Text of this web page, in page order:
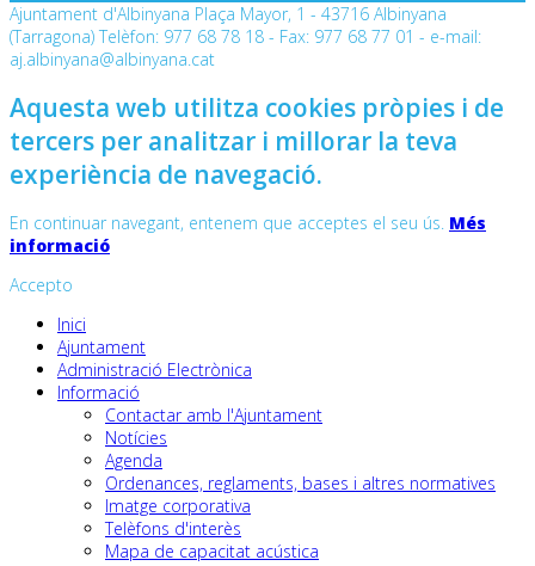
Ajuntament d'Albinyana Plaça Mayor, 1 - 43716 Albinyana
(Tarragona) Telèfon: 977 68 78 18 - Fax: 977 68 77 01 - e-mail:
aj.albinyana@albinyana.cat
Aquesta web utilitza cookies pròpies i de
tercers per analitzar i millorar la teva
experiència de navegació.
En continuar navegant, entenem que acceptes el seu ús. Més
informació
Accepto
Inici
Ajuntament
Administració Electrònica
Informació
Contactar amb l'Ajuntament
Notícies
Agenda
Ordenances, reglaments, bases i altres normatives
Imatge corporativa
Telèfons d'interès
Mapa de capacitat acústica